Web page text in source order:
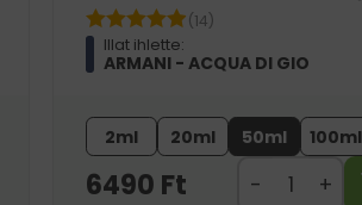
(14)
Illat ihlette:
ARMANI - ACQUA DI GIO
2ml 20ml 50ml 100ml
6490 Ft